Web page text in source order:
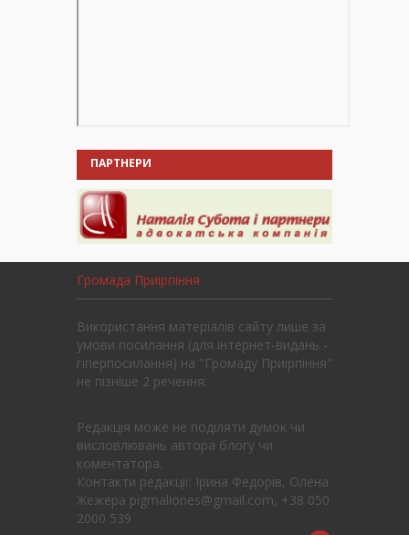
ПАРТНЕРИ
Громада Приірпіння
Використання матеріалів сайту лише за
умови посилання (для інтернет-видань -
гіперпосилання) на "Громаду Приірпіння"
не пізніше 2 речення.
Редакція може не поділяти думок чи
висловлювань автора блогу чи
коментатора.
Контакти редакції: Ірина Федорів, Олена
Жежера pigmaliones@gmail.com, +38 050
2000 539